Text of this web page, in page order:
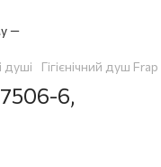
душі Гігієнічний душ
6,